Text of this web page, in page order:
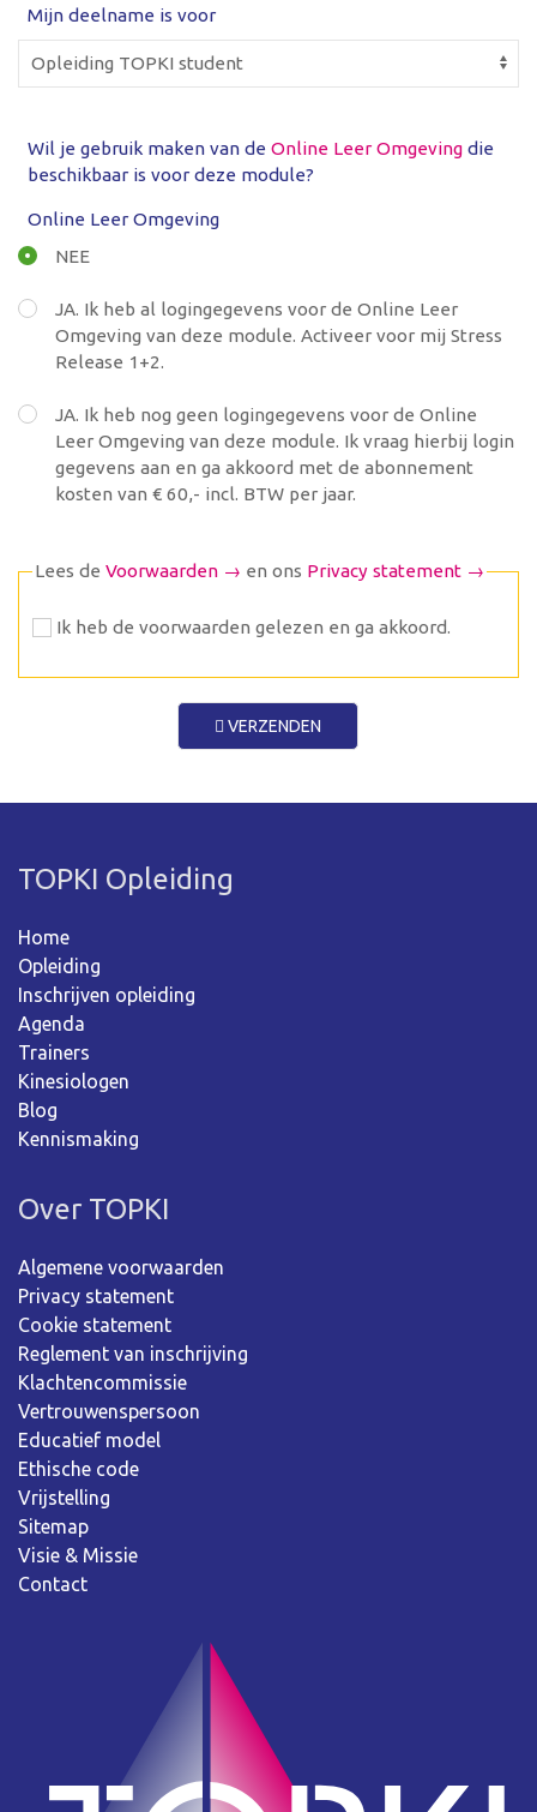
Mijn deelname is voor
Wil je gebruik maken van de Online Leer Omgeving die
beschikbaar is voor deze module?
Online Leer Omgeving
NEE
JA. Ik heb al logingegevens voor de Online Leer
Omgeving van deze module. Activeer voor mij Stress
Release 1+2.
JA. Ik heb nog geen logingegevens voor de Online
Leer Omgeving van deze module. Ik vraag hierbij login
gegevens aan en ga akkoord met de abonnement
kosten van € 60,- incl. BTW per jaar.
Lees deVoorwaarden → en ons Privacy statement →
Ik heb de voorwaarden gelezen en ga akkoord.
VERZENDEN
TOPKI Opleiding
Home
Opleiding
Inschrijven opleiding
Agenda
Trainers
Kinesiologen
Blog
Kennismaking
Over TOPKI
Algemene voorwaarden
Privacy statement
Cookie statement
Reglement van inschrijving
Klachtencommissie
Vertrouwenspersoon
Educatief model
Ethische code
Vrijstelling
Sitemap
Visie & Missie
Contact